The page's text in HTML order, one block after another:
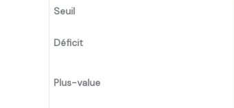
Seuil
Déficit
Plus-value